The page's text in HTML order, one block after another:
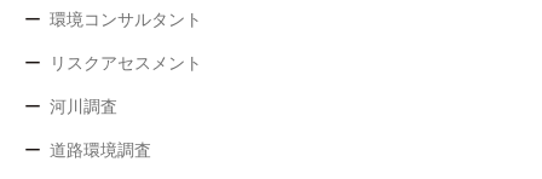
環境コンサルタント
リスクアセスメント
河川調査
道路環境調査